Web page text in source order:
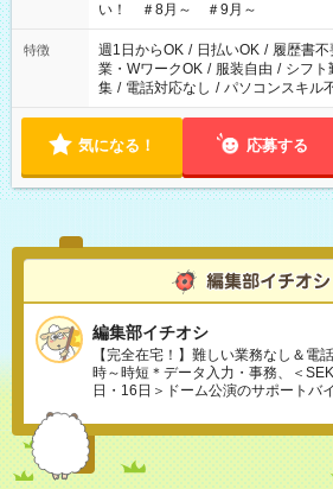
い！ ＃8月～ ＃9月～
特徴 週1日からOK / 日払いOK / 履歴書不
業・WワークOK / 服装自由 / シフト
集 / 電話対応なし / パソコンスキル
気になる！ 応募する
編集部イチオシ
【完全在宅！】難しい業務なし＆電
時～時短＊データ入力・事務、＜
日・16日＞ドーム公演のサポートバ